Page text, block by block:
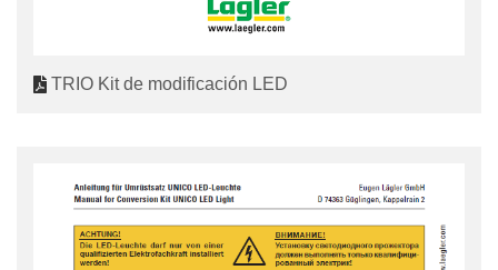
TRIO Kit de modificación LED